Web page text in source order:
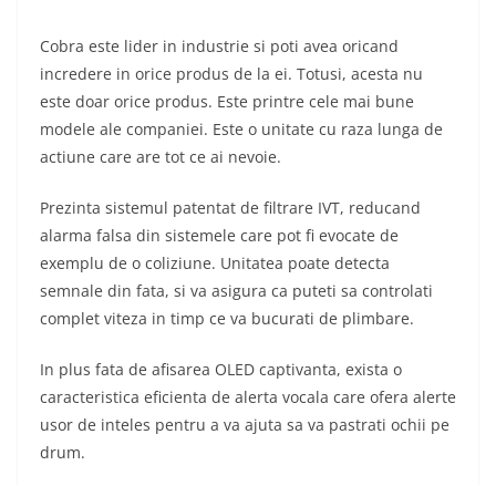
Cobra este lider in industrie si poti avea oricand
incredere in orice produs de la ei. Totusi, acesta nu
este doar orice produs. Este printre cele mai bune
modele ale companiei. Este o unitate cu raza lunga de
actiune care are tot ce ai nevoie.
Prezinta sistemul patentat de filtrare IVT, reducand
alarma falsa din sistemele care pot fi evocate de
exemplu de o coliziune. Unitatea poate detecta
semnale din fata, si va asigura ca puteti sa controlati
complet viteza in timp ce va bucurati de plimbare.
In plus fata de afisarea OLED captivanta, exista o
caracteristica eficienta de alerta vocala care ofera alerte
usor de inteles pentru a va ajuta sa va pastrati ochii pe
drum.